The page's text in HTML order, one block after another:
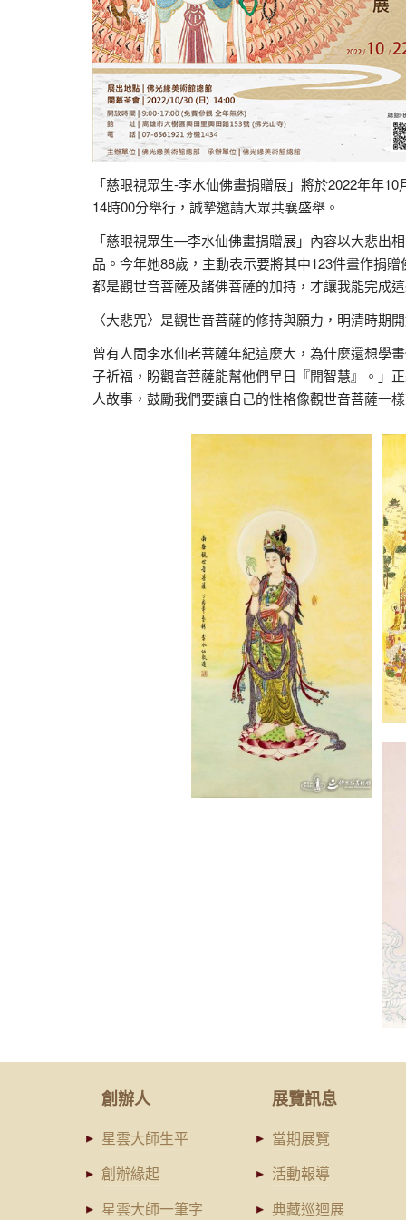
「慈眼視眾生-李水仙佛畫捐贈展」將於2022年年
14時00分舉行，誠摯邀請大眾共襄盛舉。
「慈眼視眾生—李水仙佛畫捐贈展」內容以大悲出
品。今年她88歲，主動表示要將其中123件畫作捐
都是觀世音菩薩及諸佛菩薩的加持，才讓我能完成
〈大悲咒〉是觀世音菩薩的修持與願力，明清時
曾有人問李水仙老菩薩年紀這麼大，為什麼還想學
子祈福，盼觀音菩薩能幫他們早日『開智慧』。」
人故事，鼓勵我們要讓自己的性格像觀世音菩薩一
創辦人
星雲大師生平
創辦緣起
星雲大師一筆字
展覽訊息
當期展覽
活動報導
典藏巡迴展